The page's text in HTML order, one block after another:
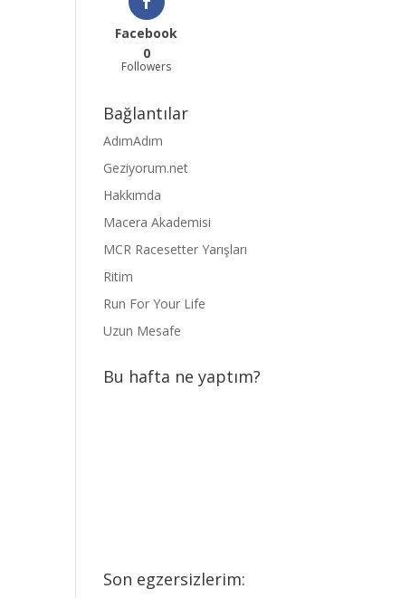
Facebook
0
Followers
Bağlantılar
AdımAdım
Geziyorum.net
Hakkımda
Macera Akademisi
MCR Racesetter Yarışları
Ritim
Run For Your Life
Uzun Mesafe
Bu hafta ne yaptım?
Son egzersizlerim: